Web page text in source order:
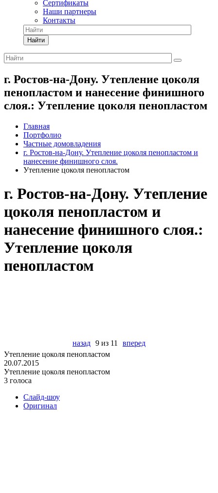
Сертификаты
Наши партнеры
Контакты
Найти
г. Ростов-на-Дону. Утепление цоколя
пенопластом и нанесение финишного
слоя.: Утепление цоколя пенопластом
Главная
Портфолио
Частные домовладения
г. Ростов-на-Дону. Утепление цоколя пенопластом и
нанесение финишного слоя.
Утепление цоколя пенопластом
г. Ростов-на-Дону. Утепление
цоколя пенопластом и
нанесение финишного слоя.:
Утепление цоколя
пенопластом
назад 9 из 11
вперед
Утепление цоколя пенопластом
20.07.2015
Утепление цоколя пенопластом
3 голоса
Слайд-шоу
Оригинал